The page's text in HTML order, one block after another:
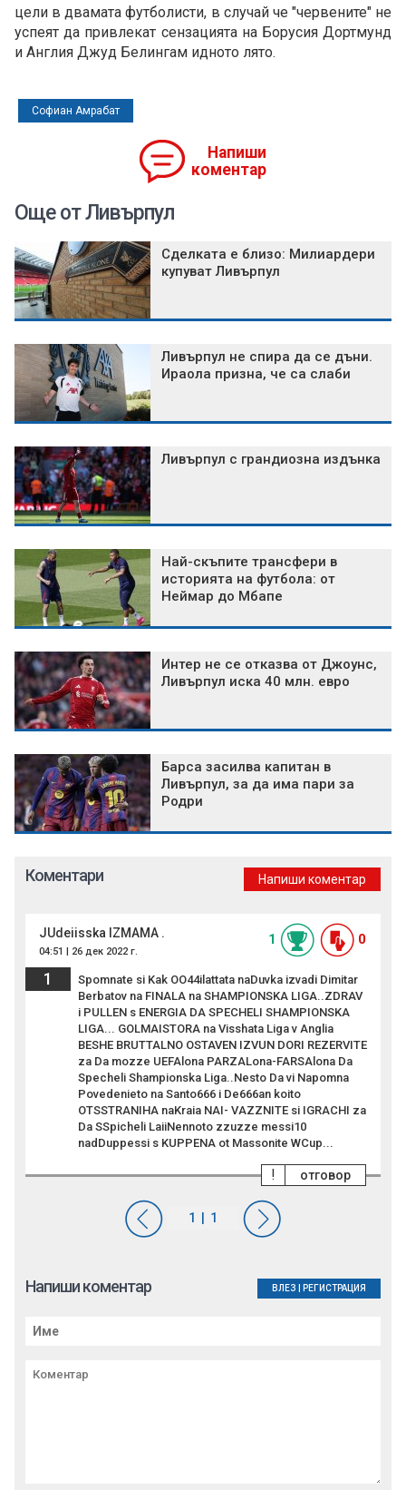
цели в двамата футболисти, в случай че "червените" не
успеят да привлекат сензацията на Борусия Дортмунд
и Англия Джуд Белингам идното лято.
Софиан Амрабат
Напиши
коментар
Още от Ливърпул
Сделката е близо: Милиардери
купуват Ливърпул
Ливърпул не спира да се дъни.
Ираола призна, че са слаби
Ливърпул с грандиозна издънка
Най-скъпите трансфери в
историята на футбола: от
Неймар до Мбапе
Интер не се отказва от Джоунс,
Ливърпул иска 40 млн. евро
Барса засилва капитан в
Ливърпул, за да има пари за
Родри
Коментари Напиши коментар
JUdeiisska IZMAMA .
04:51 | 26 дек 2022 г.
1 0
1
Spomnate si Kak OO44ilattata naDuvka izvadi Dimitar
Berbatov na FINALA na SHAMPIONSKA LIGA..ZDRAV
i PULLEN s ENERGIA DA SPECHELI SHAMPIONSKA
LIGA... GOLMAISTORA na Visshata Liga v Anglia
BESHE BRUTTALNO OSTAVEN IZVUN DORI REZERVITE
za Da mozze UEFAlona PARZALona-FARSAlona Da
Specheli Shampionska Liga..Nesto Da vi Napomna
Povedenieto na Santo666 i De666an koito
OTSSTRANIHA naKraia NAI- VAZZNITE si IGRACHI za
Da SSpicheli LaiiNennoto zzuzze messi10
nadDuppessi s KUPPENA ot Massonite WCup...
отговор
!
Напиши коментар ВЛЕЗ РЕГИСТРАЦИЯ